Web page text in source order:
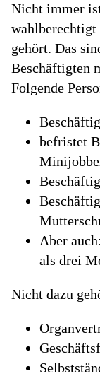
Nicht immer
gehört. Das
Beschäftigten
Folgende
befristet
Aber
als drei
Nicht dazu